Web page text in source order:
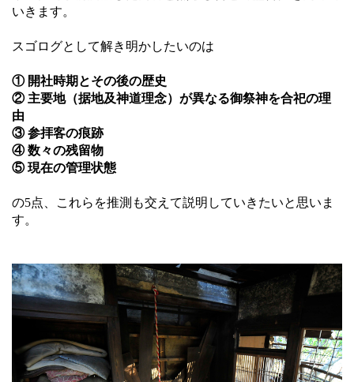
いきます。
スゴログとして解き明かしたいのは
① 開社時期とその後の歴史
② 主要地（据地及神道理念）が異なる御祭神を合祀の理
由
③ 参拝客の痕跡
④ 数々の残留物
⑤ 現在の管理状態
の5点、これらを推測も交えて説明していきたいと思いま
す。